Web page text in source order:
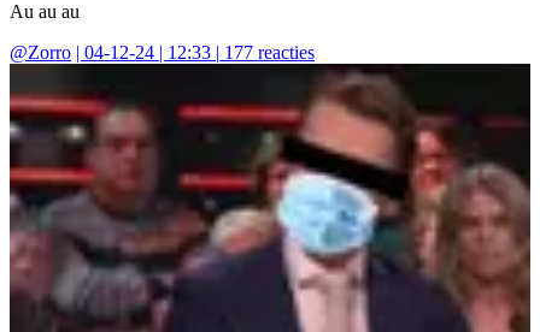
Au au au
@Zorro | 04-12-24 | 12:33 | 177 reacties